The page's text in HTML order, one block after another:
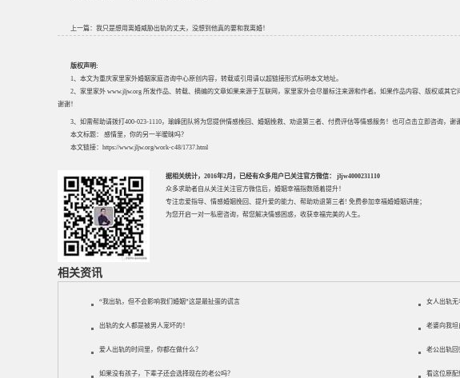
上一篇： 我只是想用离婚威胁出轨的丈夫，没想到他真的要和我离婚！
版权声明:
1、本文为重庆家里家外婚姻家庭咨询中心原创内容，转载或引用请以超链接形式标明本文地址。
2、家里家外 www.jljw.org 所发作品、转载、摘编的文章如果来源于互联网，家里家外会尽量标注来源和作者。如果作品内容、版权或其它
谢谢！
3、如需帮助请拨打400-023-1110，瑜峰团队将为您提供情感挽回、婚姻挽救、劝退第三者、付费评估等情感服务！也可点击立即咨询，谢
本文标题：
感情里，你的另一半暧昧吗？
本文链接： https://www.jljw.org/work-c48/1737.html
据相关统计，2016年2月，已经有众多用户已关注官方微信： jljw4000231110
众多求助者自从关注关注官方微信后，婚姻幸福指数随着提升！
专注恋爱指导、 情感婚姻挽回 、提升爱的能力、帮助劝退第三者! 免费参加幸福婚婚姻讲座；
为您开启一对一私密咨询，帮您解决情感困惑，收获幸福完美的人生。
相关资讯
“我出轨，但不会影响我们婚姻”这是最扯蛋的谎言 女人出轨无
出轨的女人都是被男人宠坏的！ 老婆向我坦
爱人出轨的时间里，你都在做什么？ 老公出轨回
如果没有孩子，下辈子还会选择现在的老公吗？ 看这位原配